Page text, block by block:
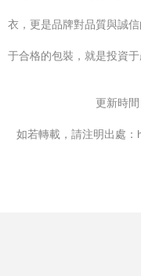
衣，更是品牌對品質與誠
于合格的包裝，就是投資
更新時
如若轉載，請注明出處